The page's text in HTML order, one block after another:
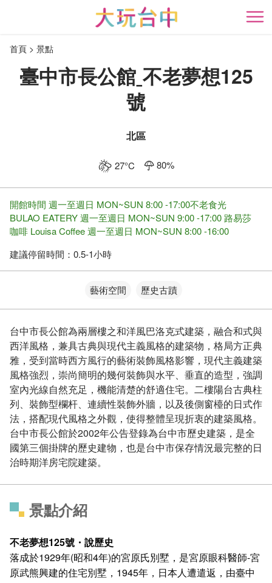
開
首頁 景點
臺中市長公館ˍ不老夢想125
號
北區
27°C 80%
開館時間 週一至週日 MON~SUN 8:00 -17:00 ​ 不老食光
BULAO EATERY 週一至週日 MON~SUN 9:00 -17:00 路易莎
咖啡 Louisa Coffee 週一至週日 MON~SUN 8:00 -16:00
建議停留時間： 0.5-1小時
藝術空間 歷史古蹟
台中市長公館為兩層樓之和洋風巴洛克式建築，融合和式與
西洋風格，兼具古典與現代主義風格的建築物，格局方正典
雅，受到當時西方風行的藝術裝飾風格影響，現代主義建築
風格強烈，崇尚簡明的幾何裝飾與水平、垂直的造型，強調
室內光線自然充足，機能清楚的舒適住宅。二樓陽台古典柱
列、裝飾型欄杆、連續性裝飾外牆，以及後側窗檯的日式作
法，搭配現代風格之外觀，使得整體呈現折衷的建築風格。
台中市長公館於2002年公告登錄為台中市歷史建築，是全
國第三個掛牌的歷史建物，也是台中市保存情況最完整的日
治時期洋房宅院建築。
景點介紹
不老夢想125號・說歷史
落成於1929年(昭和4年)的宮原氏別墅，是宮原眼科醫師-宮
原武熊興建的住宅別墅，1945年，日本人遭遣返，由臺中